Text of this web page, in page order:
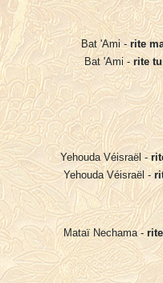
Bat 'Ami - rite
Bat 'Ami -rite
Yehouda Véisraël -
Yehouda Véisraël -
Mataï Nechama -